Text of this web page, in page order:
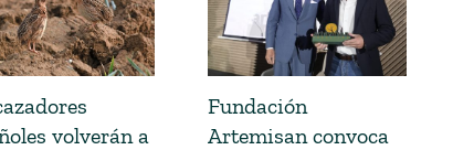
volverán a
Fundación
Artemisan convoca